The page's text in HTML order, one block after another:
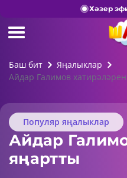
Хәзер
Баш бит
Яңалыклар
Айдар Галимов
Популяр яңалыклар
Айдар
яңартты